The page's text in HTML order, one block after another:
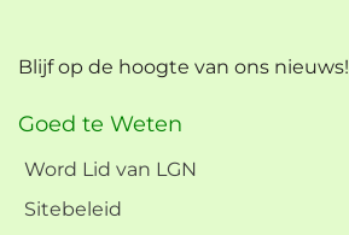
Blijf op de hoogte van ons nieuws!
Goed te Weten
Word Lid van LGN
Sitebeleid